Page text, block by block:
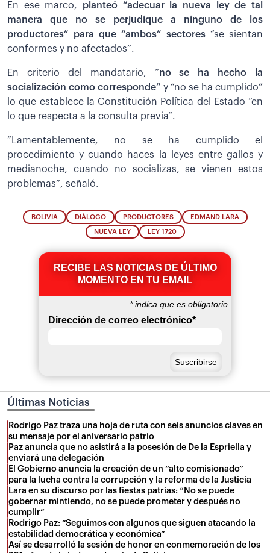
En ese marco, planteó “adecuar la nueva ley de tal
manera que no se perjudique a ninguno de los
productores” para que “ambos” sectores “se sientan
conformes y no afectados”.
En criterio del mandatario, “no se ha hecho la
socialización como corresponde” y “no se ha cumplido”
lo que establece la Constitución Política del Estado “en
lo que respecta a la consulta previa”.
”Lamentablemente, no se ha cumplido el
procedimiento y cuando haces la leyes entre gallos y
medianoche, cuando no socializas, se vienen estos
problemas”, señaló.
BOLIVIA DIÁLOGO PRODUCTORES EDMAND LARA
NUEVA LEY LEY 1720
RECIBE LAS NOTICIAS DE ÚLTIMO
MOMENTO EN TU EMAIL
*indica que es obligatorio
Dirección de correo electrónico*
Últimas Noticias
Rodrigo Paz traza una hoja de ruta con seis anuncios claves en
su mensaje por el aniversario patrio
Paz anuncia que no asistirá a la posesión de De la Espriella y
enviará una delegación
El Gobierno anuncia la creación de un “alto comisionado”
para la lucha contra la corrupción y la reforma de la Justicia
Lara en su discurso por las fiestas patrias: “No se puede
gobernar mintiendo, no se puede prometer y después no
cumplir”
Rodrigo Paz: “Seguimos con algunos que siguen atacando la
estabilidad democrática y económica”
Así se desarrolló la sesión de honor en conmemoración de los